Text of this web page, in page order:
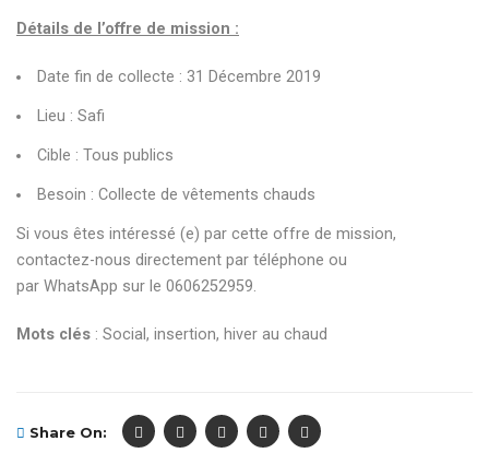
Détails de l’offre de mission :
Date fin de collecte : 31 Décembre 2019
Lieu : Safi
Cible : Tous publics
Besoin : Collecte de vêtements chauds
Si vous êtes intéressé (e) par cette offre de mission,
contactez-nous directement par téléphone ou
par WhatsApp sur le 0606252959.
Mots clés : Social, insertion, hiver au chaud
Share On: